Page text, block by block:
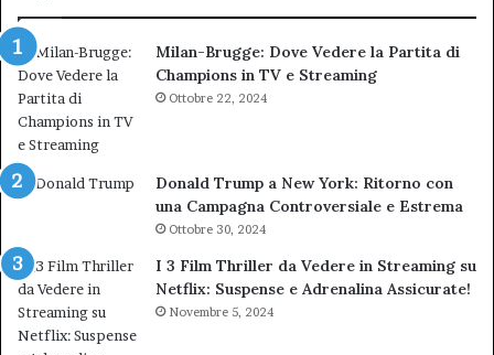
Milan-Brugge: Dove Vedere la Partita di
Champions in TV e Streaming
Ottobre 22, 2024
Donald Trump a New York: Ritorno con
una Campagna Controversiale e Estrema
Ottobre 30, 2024
I 3 Film Thriller da Vedere in Streaming su
Netflix: Suspense e Adrenalina Assicurate!
Novembre 5, 2024